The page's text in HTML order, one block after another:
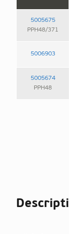
5005675
PPH48/371
5006903
5005674
PPH48